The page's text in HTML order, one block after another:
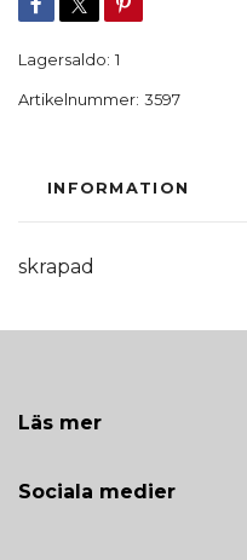
Lagersaldo: 1
Artikelnummer: 3597
INFORMATION
skrapad
Läs mer
Sociala medier